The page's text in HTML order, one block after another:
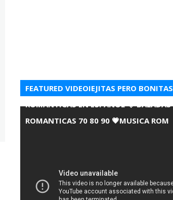
FEATURED VIDEOIEJITAS PERO BONITAS
ROMANTICAS EN ESPANOL 💘 BALADAS
ROMANTICAS 70 80 90 💗MUSICA ROM